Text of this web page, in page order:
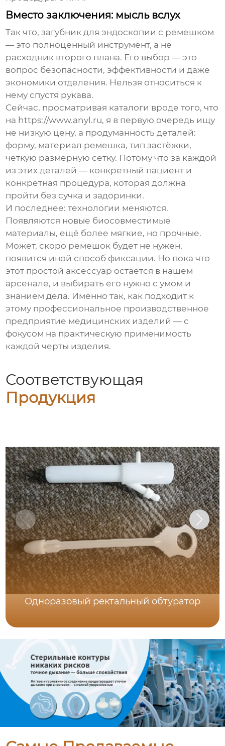
Вместо заключения: мысль вслух
Так что,загубник для эндоскопии с ремешком
— это полноценный инструмент, а не
расходник второго плана. Его выбор — это
вопрос безопасности, эффективности и даже
экономики отделения. Нельзя относиться к
нему спустя рукава.
Сейчас, просматривая каталоги вроде того, что
на https://www.anyl.ru, я в первую очередь ищу
не низкую цену, а продуманность деталей:
форму, материал ремешка, тип застёжки,
чёткую размерную сетку. Потому что за каждой
из этих деталей — конкретный пациент и
конкретная процедура, которая должна
пройти без сучка и задоринки.
И последнее: технологии меняются.
Появляются новые биосовместимые
материалы, ещё более мягкие, но прочные.
Может, скоро ремешок будет не нужен,
появится иной способ фиксации. Но пока что
этот простой аксессуар остаётся в нашем
арсенале, и выбирать его нужно с умом и
знанием дела. Именно так, как подходит к
этому профессиональное производственное
предприятие медицинских изделий — с
фокусом на практическую применимость
каждой черты изделия.
Соответствующая
Продукция
Одноразовый ректальный обтуратор